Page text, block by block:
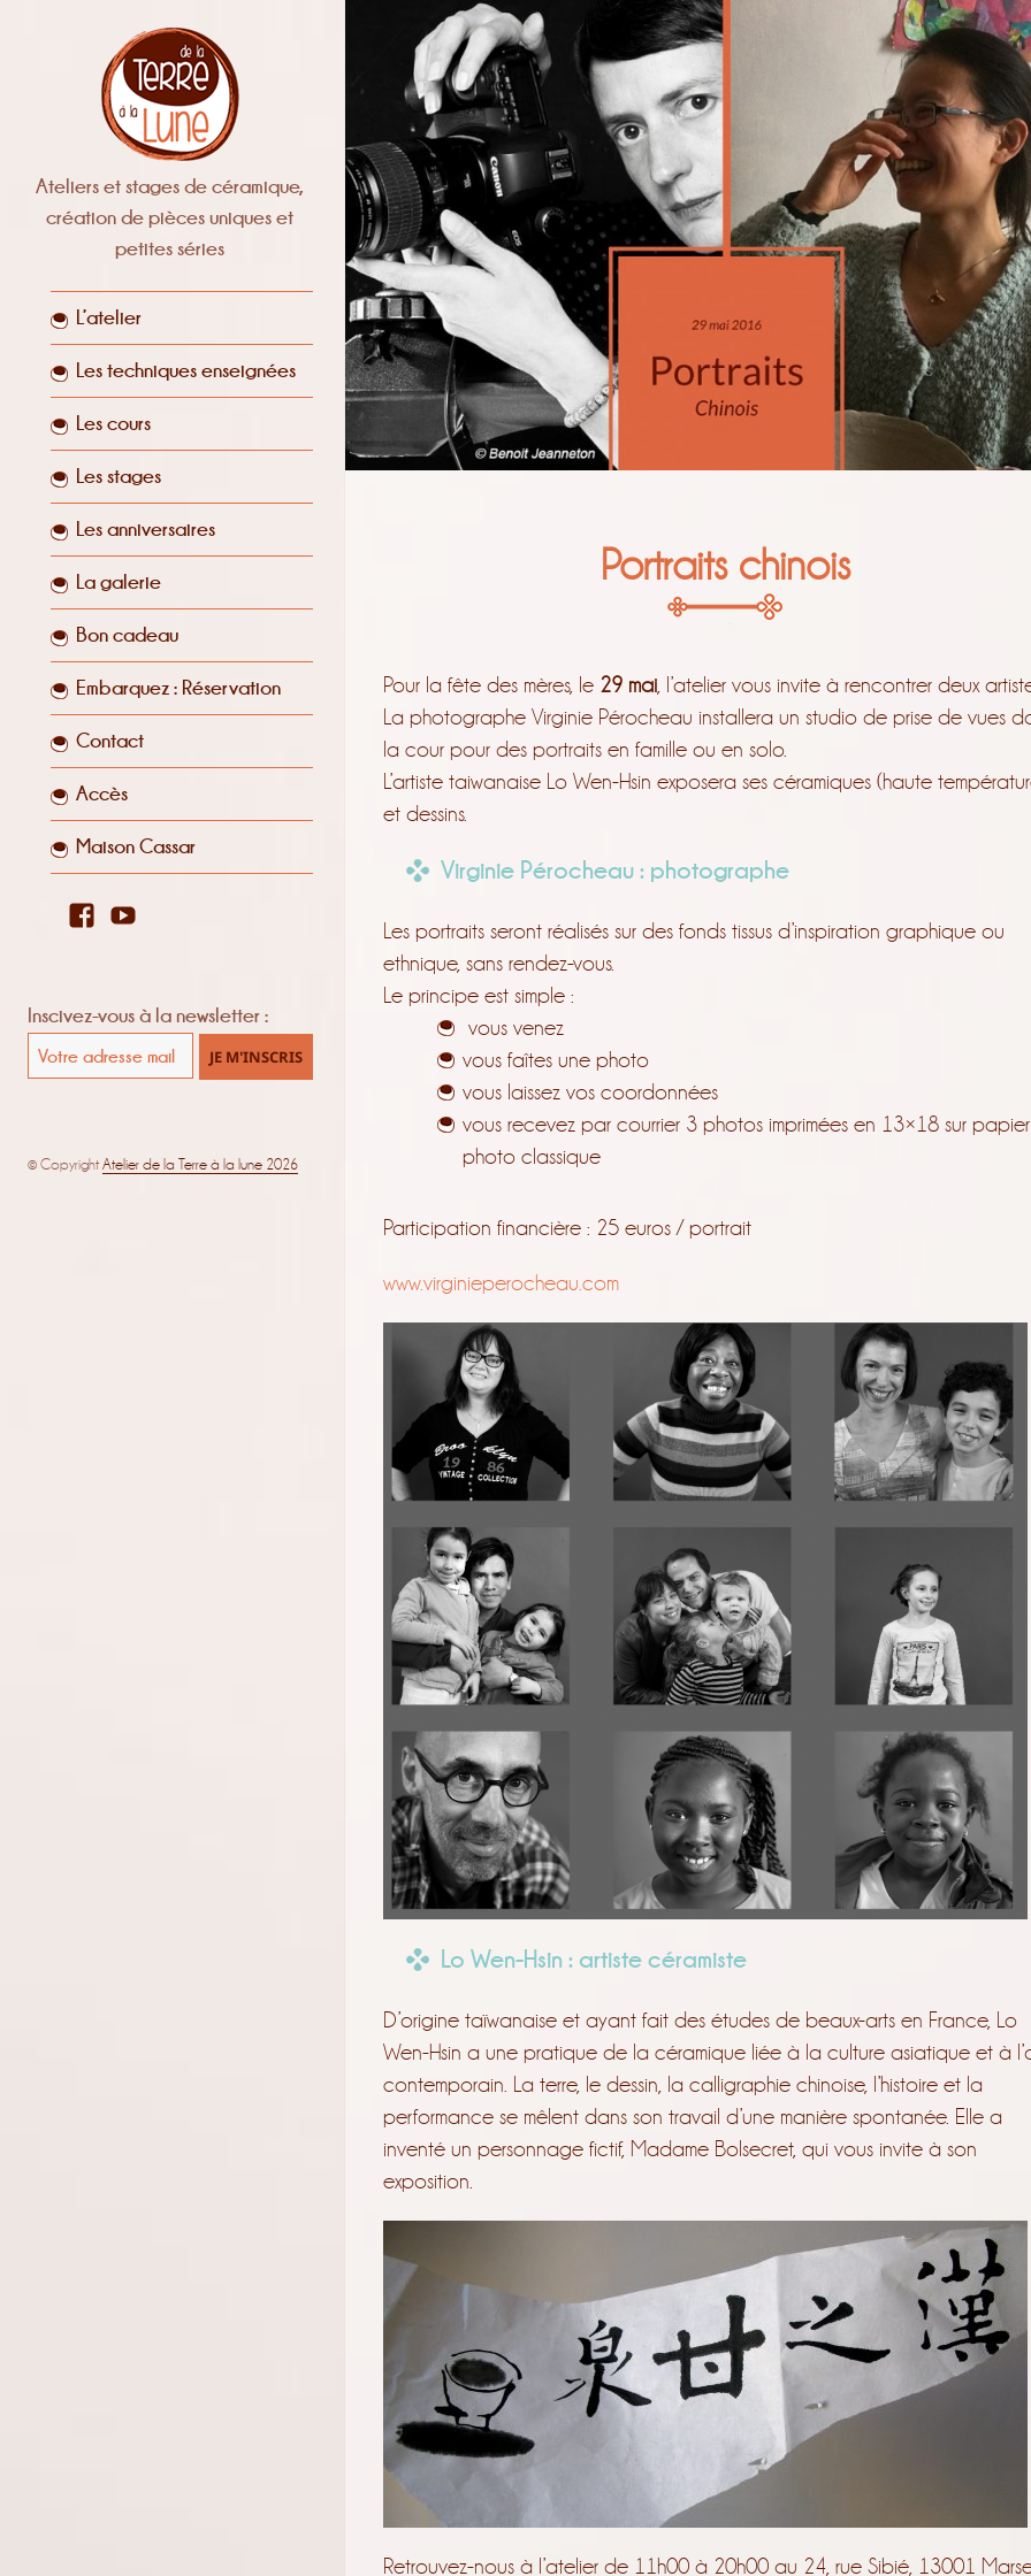
Ateliers et stages de céramique,
création de pièces uniques et
petites séries
L’atelier
Les techniques enseignées
Les cours
Les stages
Les anniversaires
La galerie
Bon cadeau
Embarquez : Réservation
Contact
Accès
Maison Cassar
Facebook
YouTube
Inscivez-vous à la newsletter :
© CopyrightAtelier de la Terre à la lune 2026
Portraits chinois
Pour la fête des mères, le 29 mai, l’atelier vous invite à rencontrer deux
La photographe Virginie Pérocheau installera un studio de prise de vues
la cour pour des portraits en famille ou en solo.
L’artiste taiwanaise Lo Wen-Hsin exposera ses céramiques (haute
et dessins.
Virginie Pérocheau : photographe
Les portraits seront réalisés sur des fonds tissus d’inspiration graphique ou
ethnique, sans rendez-vous.
Le principe est simple :
vous venez
vous faîtes une photo
vous laissez vos coordonnées
vous recevez par courrier 3 photos imprimées en 13×18 sur papier
photo classique
Participation financière : 25 euros / portrait
www.virginieperocheau.com
Lo Wen-Hsin : artiste céramiste
D’origine taïwanaise et ayant fait des études de beaux-arts en France, Lo
Wen-Hsin a une pratique de la céramique liée à la culture asiatique et à
contemporain. La terre, le dessin, la calligraphie chinoise, l’histoire et la
performance se mêlent dans son travail d’une manière spontanée. Elle a
inventé un personnage fictif, Madame Bolsecret, qui vous invite à son
exposition.
Retrouvez-nous à l’atelier de 11h00 à 20h00 au 24, rue Sibié, 13001